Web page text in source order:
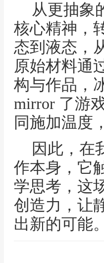
从更抽象
核心精神，
态到液态，
原始材料通
构与作品，
mirror 了游
同施加温度
因此，在
作本身，它
学思考，这
创造力，让
出新的可能。